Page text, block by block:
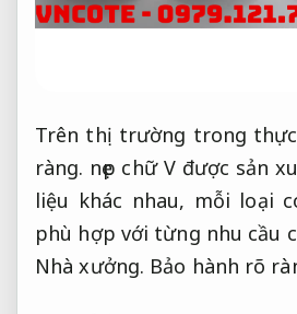
Trên thị trường trong
ràng. nẹp chữ V được sản
liệu khác nhau, mỗi loại
phù hợp với từng nhu cầu
Nhà xưởng. Bảo hành rõ